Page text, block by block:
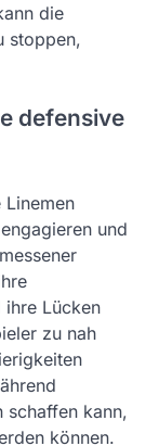
die
stoppen,
defensive
und
ihre Lücken
zu nah
schaffen kann,
können.